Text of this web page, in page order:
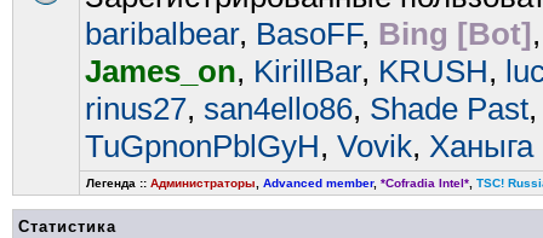
baribalbear, BasoFF, Bing [Bot]
James_on, KirillBar, KRUSH,
rinus27, san4ello86, Shade Past
TuGpnonPblGyH, Vovik, Ханыга
Легенда :: Администраторы Advanced member, *Cofradia Intel* TSC!
Статистика